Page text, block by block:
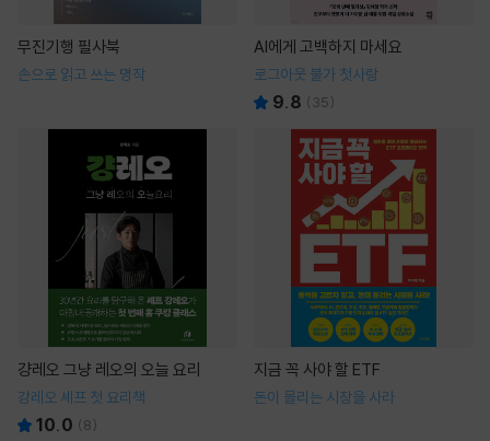
무진기행 필사북
손으로 읽고 쓰는 명작
AI에게 고백하지 마세요
로그아웃 불가 첫사랑
9.8 ( 35)
걍레오 그냥 레오의 오늘 요리
강레오 셰프 첫 요리책
10.0 (8)
지금 꼭 사야 할 ETF
돈이 몰리는 시장을 사라